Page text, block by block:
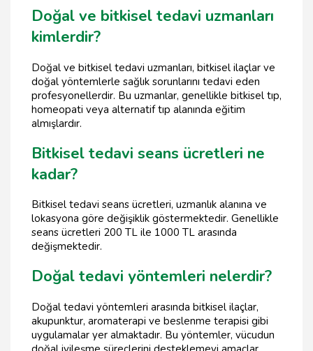
Doğal ve bitkisel tedavi uzmanları
kimlerdir?
Doğal ve bitkisel tedavi uzmanları, bitkisel ilaçlar ve
doğal yöntemlerle sağlık sorunlarını tedavi eden
profesyonellerdir. Bu uzmanlar, genellikle bitkisel tıp,
homeopati veya alternatif tıp alanında eğitim
almışlardır.
Bitkisel tedavi seans ücretleri ne
kadar?
Bitkisel tedavi seans ücretleri, uzmanlık alanına ve
lokasyona göre değişiklik göstermektedir. Genellikle
seans ücretleri 200 TL ile 1000 TL arasında
değişmektedir.
Doğal tedavi yöntemleri nelerdir?
Doğal tedavi yöntemleri arasında bitkisel ilaçlar,
akupunktur, aromaterapi ve beslenme terapisi gibi
uygulamalar yer almaktadır. Bu yöntemler, vücudun